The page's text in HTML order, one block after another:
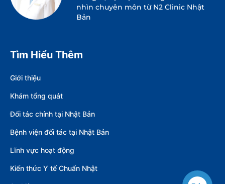
nhìn chuyên môn từ N2 Clinic Nhật
Bản
Tìm Hiểu Thêm
Giới thiệu
Khám tổng quát
Đối tác chính tại Nhật Bản
Bệnh viện đối tác tại Nhật Bản
Lĩnh vực hoạt động
Kiến thức Y tế Chuẩn Nhật